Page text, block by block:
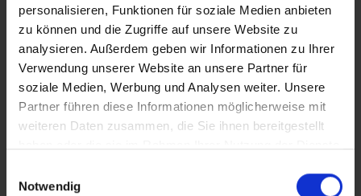
personalisieren, Funktionen für soziale Medien anbieten
zu können und die Zugriffe auf unsere Website zu
analysieren. Außerdem geben wir Informationen zu Ihrer
Verwendung unserer Website an unsere Partner für
soziale Medien, Werbung und Analysen weiter. Unsere
Partner führen diese Informationen möglicherweise mit
weiteren Daten zusammen, die Sie ihnen bereitgestellt
Notwendig
großes Sortiment an CBD- und Hanfprodukten
HANAFSAN Produkte können auch in den
eigenen CBD-Stores vor Ort gekauft werden:
HANAFSAN CBD Store in Götzis: Hauptstraße